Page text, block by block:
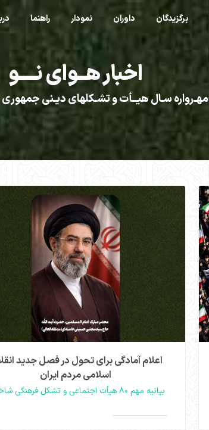
برگزیدگان داوران نمودار راهنما
اخبار هــوای نــــو
مهـرواره سـال هیــأت و تشـکلهای دیـنی
>
اعلام آمادگی برای تحول در فصل جدید
اسلامی مردم ایران
بیانیه مهم ۸۰ هیأت اجتماعی و تشکل‌ فرهنگی شاخص